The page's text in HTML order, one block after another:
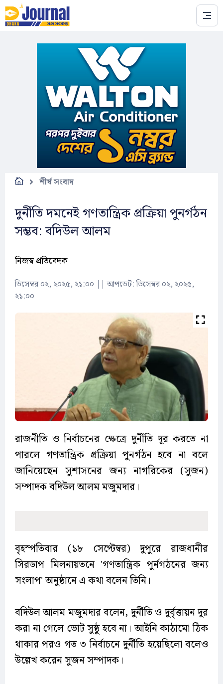
Skip to main content
শীর্ষ সংবাদ
দুর্নীতি দমনেই গণতান্ত্রিক প্রক্রিয়া পুনর্গঠন
সম্ভব: বদিউল আলম
নিজস্ব প্রতিবেদক
ডিসেম্বর ০২, ২০২৫, ২১:০০ ||আপডেট: ডিসেম্বর ০২, ২০২৫,
২১:০০
রাজনীতি ও নির্বাচনের ক্ষেত্রে দুর্নীতি দূর করতে না
পারলে গণতান্ত্রিক প্রক্রিয়া পুনর্গঠন হবে না বলে
জানিয়েছেন সুশাসনের জন্য নাগরিকের (সুজন)
সম্পাদক বদিউল আলম মজুমদার।
বৃহস্পতিবার (১৮ সেপ্টেম্বর) দুপুরে রাজধানীর
সিরডাপ মিলনায়তনে 'গণতান্ত্রিক পুর্নগঠনের জন‍্য
সংলাপ' অনুষ্ঠানে এ কথা বলেন তিনি।
বদিউল আলম মজুমদার বলেন, দুর্নীতি ও দুর্বৃত্তায়ন দূর
করা না গেলে ভোট সুষ্ঠু হবে না। আইনি কাঠামো ঠিক
থাকার পরও গত ৩ নির্বাচনে দুর্নীতি হয়েছিলো বলেও
উল্লেখ করেন সুজন সম্পাদক।